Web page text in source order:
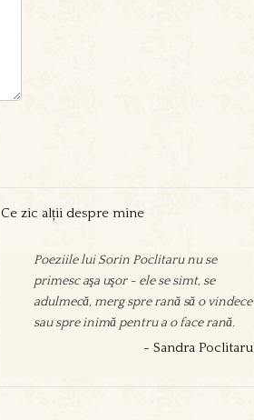
Ce zic alții despre mine
Poeziile lui Sorin Poclitaru nu se
primesc aşa uşor - ele se simt, se
adulmecă, merg spre rană să o vindece
sau spre inimă pentru a o face rană.
- Sandra Poclitaru
Sorin scrie pentru sine, pentru
prieteni, din nevoia de a se dărui, de a
aşeza surâs şi înţelepciune în calea
oamenilor sau pentru a se elibera de
zgura şi veninul problemelor zilnice.